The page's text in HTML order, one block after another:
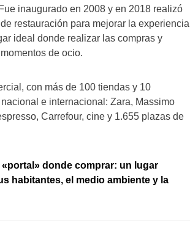
inaugurado en 2008 y en 2018 realizó
restauración para mejorar la experiencia
ideal donde realizar las compras y
de ocio.
con más de 100 tiendas y 10
e internacional: Zara, Massimo
Carrefour, cine y 1.655 plazas de
donde comprar: un lugar
habitantes, el medio ambiente y la